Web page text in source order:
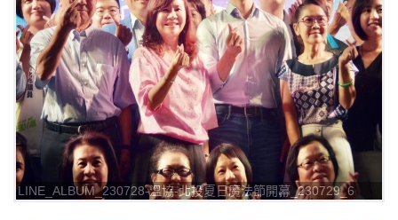
LINE_ALBUM_230728-溫協-北投夏日魔法節開幕_230729_6